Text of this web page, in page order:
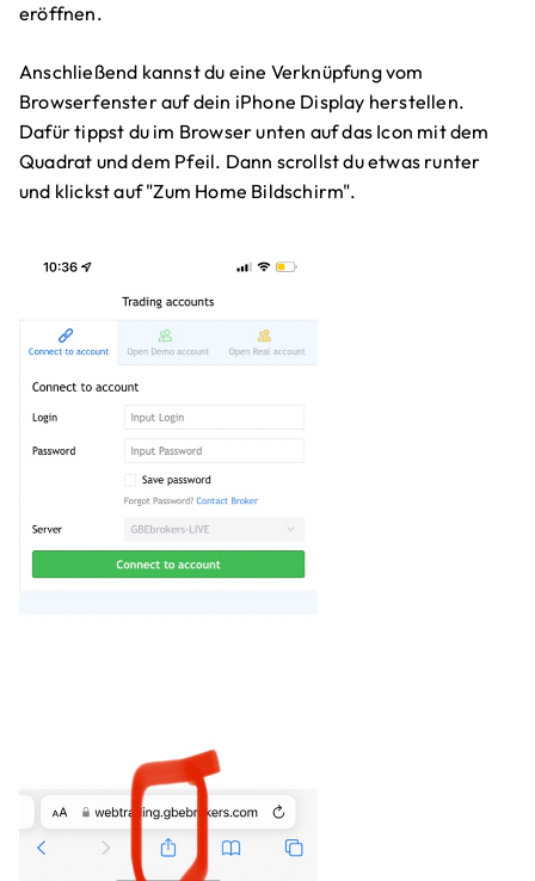
eröffnen.
Anschließend kannst du eine Verknüpfung vom
Browserfenster auf dein iPhone Display herstellen.
Dafür tippst du im Browser unten auf das Icon mit dem
Quadrat und dem Pfeil. Dann scrollst du etwas runter
und klickst auf "Zum Home Bildschirm".